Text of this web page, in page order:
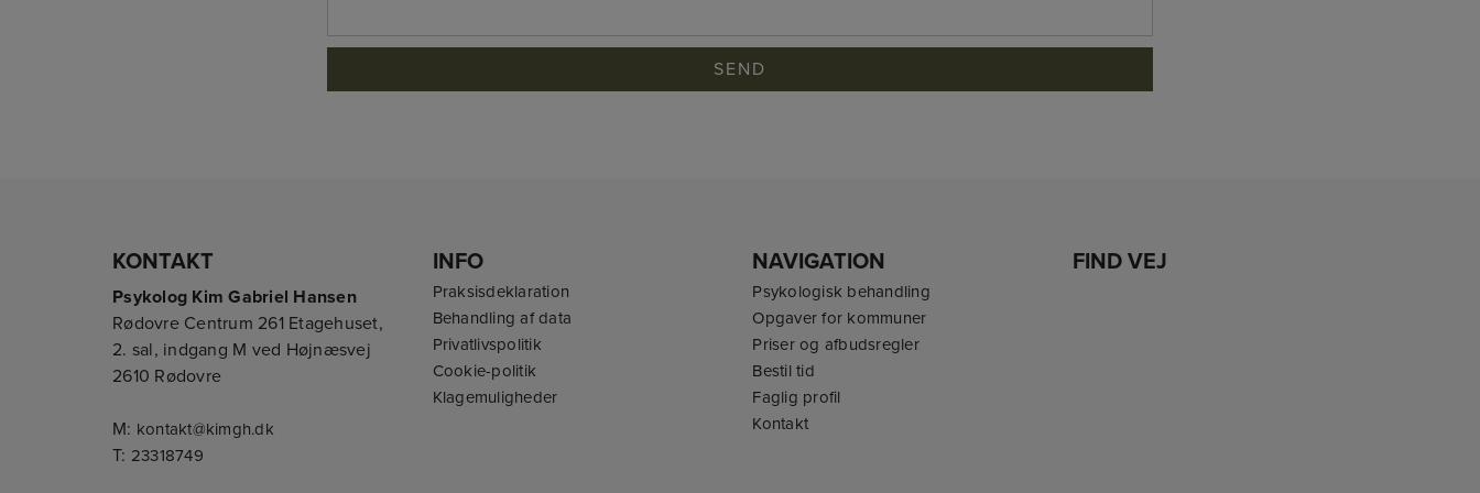
KONTAKT
Psykolog Kim Gabriel Hansen
Rødovre Centrum 261 Etagehuset,
2. sal, indgang M ved Højnæsvej
2610 Rødovre
M: kontakt@kimgh.dk
T: 23318749
INFO
Praksisdeklaration
Behandling af data
Privatlivspolitik
Cookie-politik
Klagemuligheder
NAVIGATION
Psykologisk behandling
Opgaver for kommuner
Priser og afbudsregler
Bestil tid
Faglig profil
Kontakt
FIND VEJ